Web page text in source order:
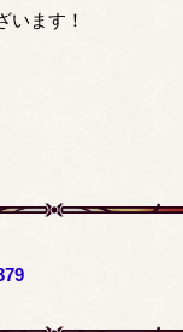
います！